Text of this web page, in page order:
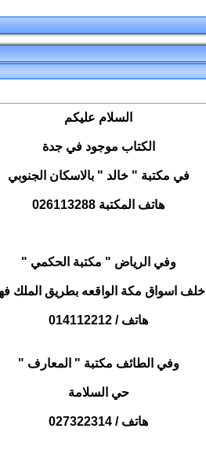
السلام عليكم
الكتاب موجود في جدة
في مكتبة " خالد " بالاسكان الجنوبي
هاتف المكتبة 026113288
وفي الرياض " مكتبة الحكمي "
خلف اسواق مكة الواقعه بطريق الملك
هاتف / 014112212
وفي الطائف مكتبة " المعارف "
حي السلامة
هاتف / 027322314